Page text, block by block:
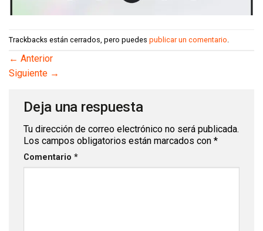
Trackbacks están cerrados, pero puedes publicar un comentario
← Anterior
Siguiente →
Deja una respuesta
Tu dirección de correo electrónico no será publicada.
Los campos obligatorios están marcados con *
Comentario *